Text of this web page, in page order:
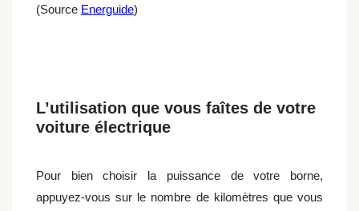
(Source Energuide)
L’utilisation que vous faîtes de votre
voiture électrique
Pour bien choisir la puissance de votre borne,
appuyez-vous sur le nombre de kilomètres que vous